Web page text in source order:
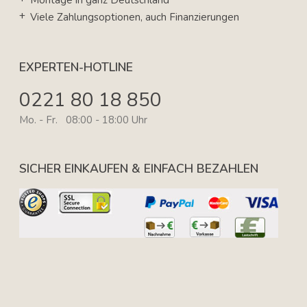
Viele Zahlungsoptionen, auch Finanzierungen
EXPERTEN-HOTLINE
0221 80 18 850
Mo. - Fr. 08:00 - 18:00 Uhr
SICHER EINKAUFEN & EINFACH BEZAHLEN